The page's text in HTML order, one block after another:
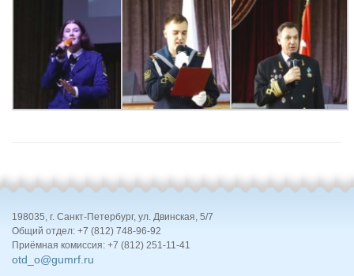
198035, г. Санкт-Петербург, ул. Двинская, 5/7
Общий отдел: +7 (812) 748-96-92
Приёмная комиссия: +7 (812) 251-11-41
otd_o@gumrf.ru